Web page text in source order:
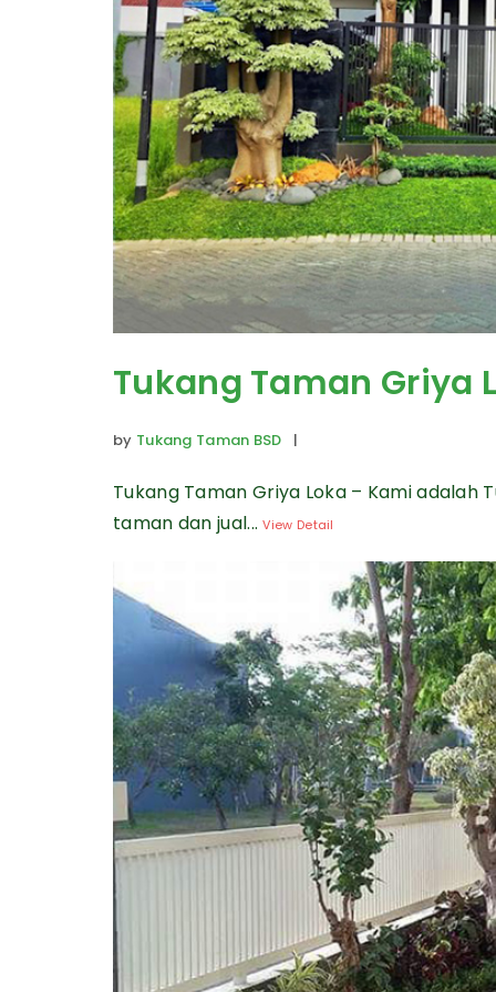
Tukang Taman Griya
by Tukang Taman BSD |
Tukang Taman Griya Loka – Kami
taman dan jual...View Detail